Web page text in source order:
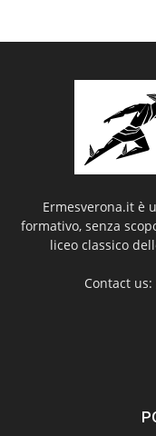
Ermesverona.it è
formativo, senza
liceo classico
Contact us: